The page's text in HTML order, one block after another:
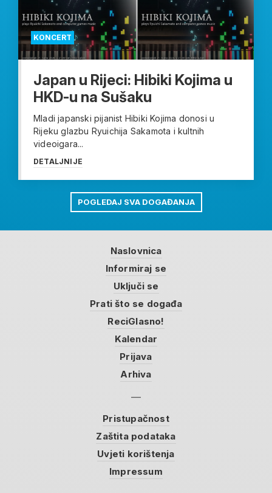
KONCERT
Japan u Rijeci: Hibiki Kojima u
HKD-u na Sušaku
Mladi japanski pijanist Hibiki Kojima donosi u
Rijeku glazbu Ryuichija Sakamota i kultnih
videoigara...
DETALJNIJE
POGLEDAJ SVA DOGAĐANJA
Naslovnica
Informiraj se
Uključi se
Prati što se događa
ReciGlasno!
Kalendar
Prijava
Arhiva
Pristupačnost
Zaštita podataka
Uvjeti korištenja
Impressum